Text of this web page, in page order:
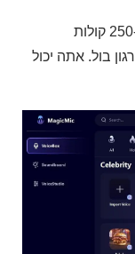
בנוסף לקולו של גוקו, הוא מציע גם יותר מ-250 קולות
בול. אתה יכול